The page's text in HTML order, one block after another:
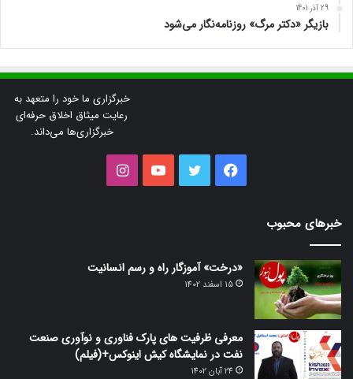
29 آذر 1401
بازیگر «دکتر مرگ» روزنامه‌نگار می‌شود
خبرگزاری ما خود را متعهد به
رعایت میثاق اخلاق حرفه‌ای
خبرگزاری‌ها می‌داند.
فیس
توییتر یوتیوب
خبرهای محبوب
«درخت» آموزگار راه و رسم انسانیت
15 اسفند 1402
معرفی ظرفیت های پارک فناوری و نوآوری صنعت
نفت در نمایشگاه کیش اینوکس+(فیلم)
24 آبان 1402